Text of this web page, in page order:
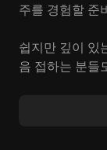
주를 경험할 준
쉽지만 깊이 있
음 접하는 분들
그 어떤 게임